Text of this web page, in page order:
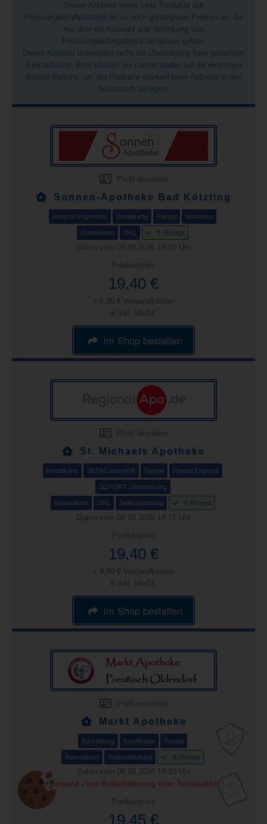
Dieser Anbieter bietet viele Produkte auf
PreisvergleichApotheke.de zu noch günstigeren Preisen an, die
nur über die Auswahl und Verlinkung von
PreisvergleichApotheke.de heraus gelten.
Dieser Anbieter unterstützt nicht die Übertragung Ihrer gesamten
Einkaufsliste. Bitte klicken Sie nacheinander auf die einzelnen
Bestell-Buttons, um die Produkte manuell beim Anbieter in den
Warenkorb zu legen.
Profil einsehen
Sonnen-Apotheke Bad Kötzting
Amazon Payments Kreditkarte Paypal Vorkasse
Botendienst DHL E-Rezept
Daten vom 09.08.2026 18:20 Uhr
Produktpreis
19,40 €
+ 6,95 € Versandkosten
& inkl. MwSt.
im Shop bestellen
Profil einsehen
St. Michaels Apotheke
Kreditkarte SEPA/Lastschrift Paypal Paypal Express
SOFORT Überweisung
Botendienst DHL Selbstabholung E-Rezept
Daten vom 09.08.2026 18:15 Uhr
Produktpreis
19,40 €
+ 4,90 € Versandkosten
& inkl. MwSt.
im Shop bestellen
Profil einsehen
Markt Apotheke
Barzahlung Kreditkarte Paypal
Botendienst Selbstabholung E-Rezept
Daten vom 09.08.2026 18:20 Uhr
kein Versand - nur Botenlieferung oder Selbstabholung
Produktpreis
19,45 €